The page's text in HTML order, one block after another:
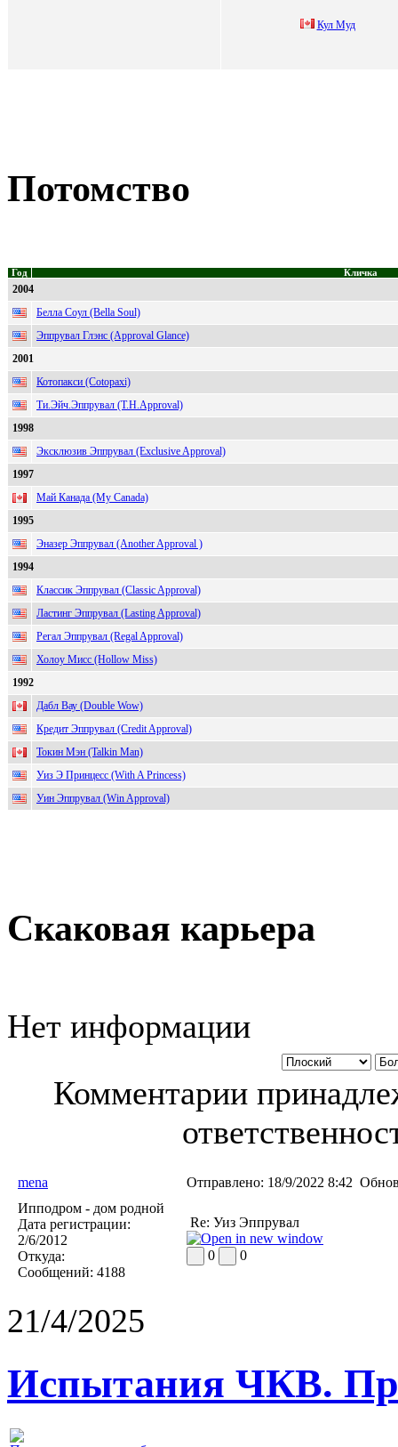
Кул Mуд
Потомство
Год Кличка
2004
Белла Соул (Bella Soul)
Эппрувал Глэнс (Approval Glance)
2001
Котопакси (Cotopaxi)
Ти.Эйч.Эппрувал (T.H.Approval)
1998
Эксклюзив Эппрувал (Exclusive Approval)
1997
Май Канада (My Canada)
1995
Эназер Эппрувал (Another Approval )
1994
Классик Эппрувал (Classic Approval)
Ластинг Эппрувал (Lasting Approval)
Регал Эппрувал (Regal Approval)
Холоу Мисс (Hollow Miss)
1992
Дабл Вау (Double Wow)
Кредит Эппрувал (Credit Approval)
Токин Мэн (Talkin Man)
Уиз Э Принцесс (With A Princess)
Уин Эппрувал (Win Approval)
Скаковая карьера
Нет информации
Комментарии
mena Отправлено: 18/9/2022 8:42
Ипподром - дом родной
Дата регистрации:
2/6/2012
Откуда:
Сообщений: 4188
Re: Уиз Эппрувал
0 0
21/4/2025
Испытания ЧКВ.